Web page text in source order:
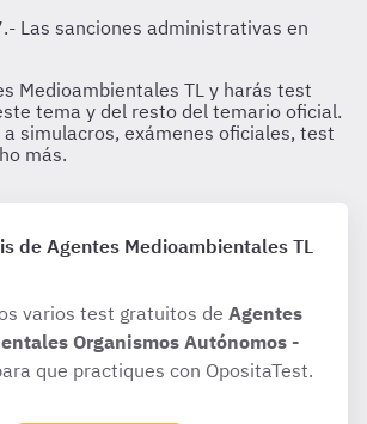
de Agentes Medioambientales TL
varios test gratuitos de Agentes
Organismos Autónomos -
que practiques con OpositaTest.